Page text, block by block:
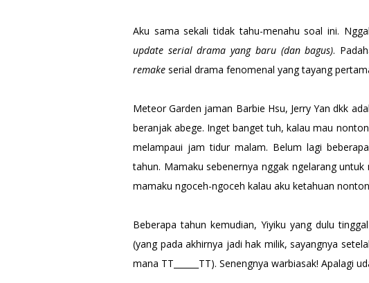
Aku sama sekali tidak tahu-menahu soal ini.
update serial drama yang baru (dan bagus).
remake serial drama fenomenal yang tayang
Meteor Garden jaman Barbie Hsu, Jerry Yan dkk
beranjak abege. Inget banget tuh, kalau mau
melampaui jam tidur malam. Belum lagi
tahun. Mamaku sebenernya nggak ngelarang
mamaku ngoceh-ngoceh kalau aku ketahuan
Beberapa tahun kemudian, Yiyiku yang dulu
(yang pada akhirnya jadi hak milik, sayangnya
mana TT______TT). Senengnya warbiasak! Apalagi